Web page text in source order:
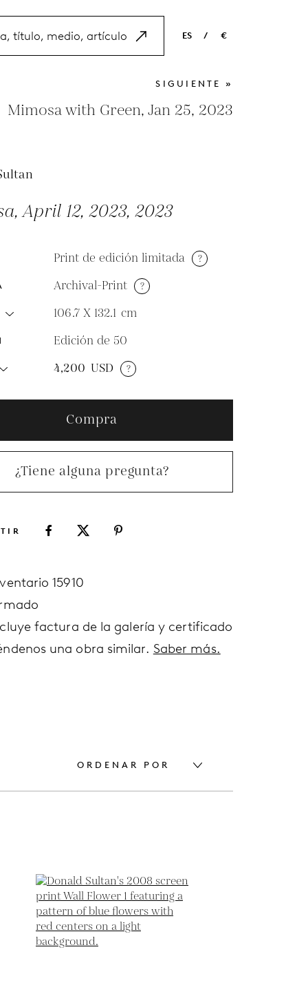
ES
NL
ES
/ €
EUR
GBP
SIGUIENTE »
Mimosa with Green, Jan 25, 2023
April 12, 2023, 2023
Print de edición limitada ?
Archival-Print ?
106.7 X 132.1 cm
Edición de 50
4,200 USD ?
Compra
¿Tiene alguna pregunta?
15910
factura de la galería y certificado
una obra similar. Saber más.
ORDENAR POR